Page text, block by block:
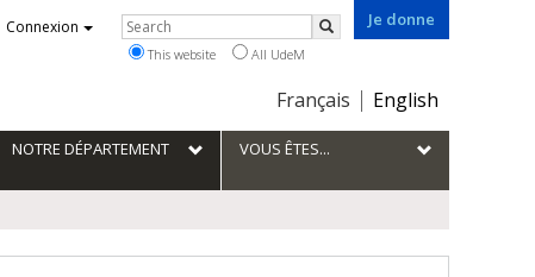
Je donne
Choix
la
langue
Français English
Connexion Rechercher
Search
This website All UdeM
NOTRE DÉPARTEMENT VOUS ÊTES...